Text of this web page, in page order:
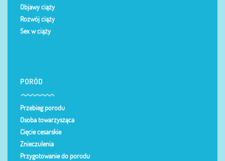
Objawy ciąży
Rozwój ciąży
Sex w ciąży
PORÓD
Przebieg porodu
Osoba towarzysząca
Cięcie cesarskie
Znieczulenia
Przygotowanie do porodu